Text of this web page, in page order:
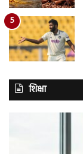
शिक्षा